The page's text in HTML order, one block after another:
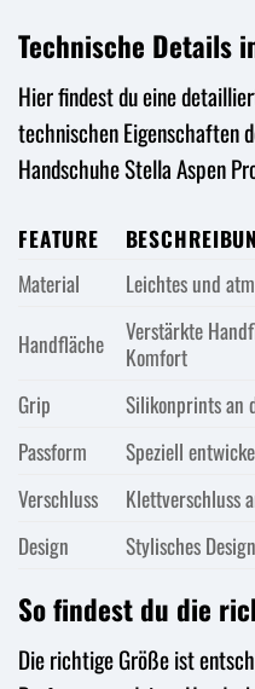
Technische Details
Hier findest du eine
technischen Eigenschaften
Handschuhe Stella Aspen
FEATURE
Material
Leichtes und
Handfläche
Verstärkte
Komfort
Grip
Silikonprints an
Passform
Speziell
Verschluss
Klettverschluss
Design
Stylisches
So findest du die
Die richtige Größe ist